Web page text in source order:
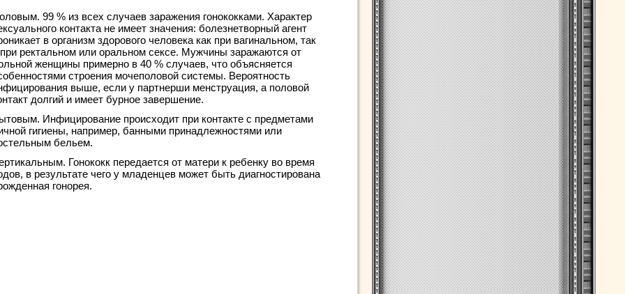
99 % из всех случаев заражения гонококками. Характер
контакта не имеет значения: болезнетворный агент
в организм здорового человека как при вагинальном, так
ректальном или оральном сексе. Мужчины заражаются от
женщины примерно в 40 % случаев, что объясняется
строения мочеполовой системы. Вероятность
выше, если у партнерши менструация, а половой
долгий и имеет бурное завершение.
Инфицирование происходит при контакте с предметами
гигиены, например, банными принадлежностями или
бельем.
Гонококк передается от матери к ребенку во время
в результате чего у младенцев может быть диагностирована
гонорея.